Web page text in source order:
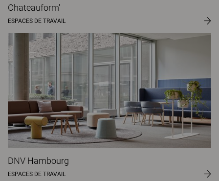
Chateauform'
ESPACES DE TRAVAIL
DNV Hambourg
ESPACES DE TRAVAIL